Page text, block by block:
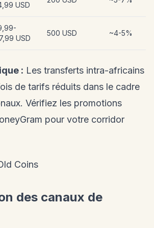
USD
USD
500 USD ~4-5%
: Les transferts intra-africains
de tarifs réduits dans le cadre
Vérifiez les promotions
pour votre corridor
des canaux de